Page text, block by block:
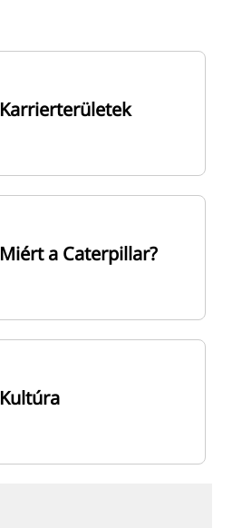
Karrierterületek
Miért a Caterpillar?
Kultúra